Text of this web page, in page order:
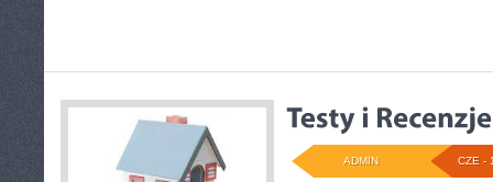
CZE -
ADMIN